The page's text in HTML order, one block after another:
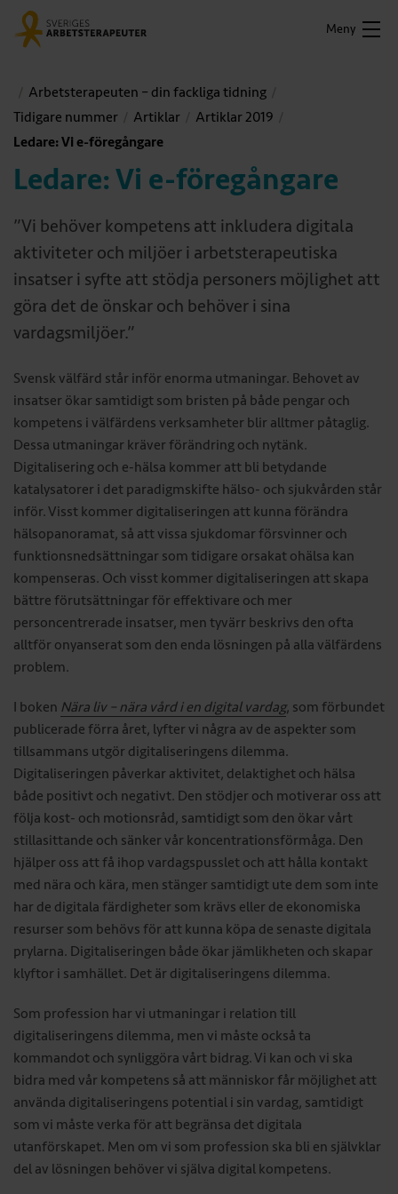
Meny
Arbetsterapeuten – din fackliga tidning
Tidigare nummer
Artiklar
Artiklar 2019
Ledare: Vi e-föregångare
Ledare: Vi e-föregångare
”Vi behöver kompetens att inkludera digitala
aktiviteter och miljöer i arbetsterapeutiska
insatser i syfte att stödja personers möjlighet att
göra det de önskar och behöver i sina
vardagsmiljöer.”
Svensk välfärd står inför enorma utmaningar. Behovet av
insatser ökar samtidigt som bristen på både pengar och
kompetens i välfärdens verksamheter blir alltmer påtaglig.
Dessa utmaningar kräver förändring och nytänk.
Digitalisering och e-hälsa kommer att bli betydande
katalysatorer i det paradigmskifte hälso- och sjukvården står
inför. Visst kommer digitaliseringen att kunna förändra
hälsopanoramat, så att vissa sjukdomar försvinner och
funktionsnedsättningar som tidigare orsakat ohälsa kan
kompenseras. Och visst kommer digitaliseringen att skapa
bättre förutsättningar för effektivare och mer
personcentrerade insatser, men tyvärr beskrivs den ofta
alltför onyanserat som den enda lösningen på alla välfärdens
problem.
I boken Nära liv – nära vård i en digital vardag, som förbundet
publicerade förra året, lyfter vi några av de aspekter som
tillsammans utgör digitaliseringens dilemma.
Digitaliseringen påverkar aktivitet, delaktighet och hälsa
både positivt och negativt. Den stödjer och motiverar oss att
följa kost- och motionsråd, samtidigt som den ökar vårt
stillasittande och sänker vår koncentrationsförmåga. Den
hjälper oss att få ihop vardagspusslet och att hålla kontakt
med nära och kära, men stänger samtidigt ute dem som inte
har de digitala färdigheter som krävs eller de ekonomiska
resurser som behövs för att kunna köpa de senaste digitala
prylarna. Digitaliseringen både ökar jämlikheten och skapar
klyftor i samhället. Det är digitaliseringens dilemma.
Som profession har vi utmaningar i relation till
digitaliseringens dilemma, men vi måste också ta
kommandot och synliggöra vårt bidrag. Vi kan och vi ska
bidra med vår kompetens så att människor får möjlighet att
använda digitaliseringens potential i sin vardag, samtidigt
som vi måste verka för att begränsa det digitala
utanförskapet. Men om vi som profession ska bli en självklar
del av lösningen behöver vi själva digital kompetens.